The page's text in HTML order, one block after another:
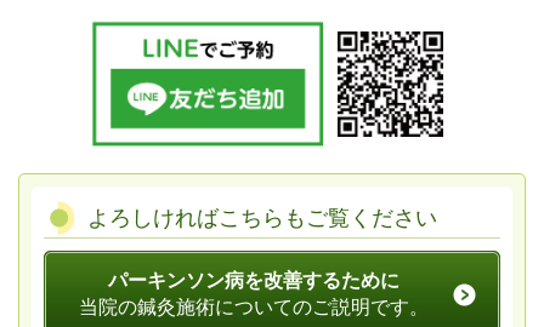
よろしければこちらもご覧ください
パーキンソン病を改善するために
当院の鍼灸施術についてのご説明です。